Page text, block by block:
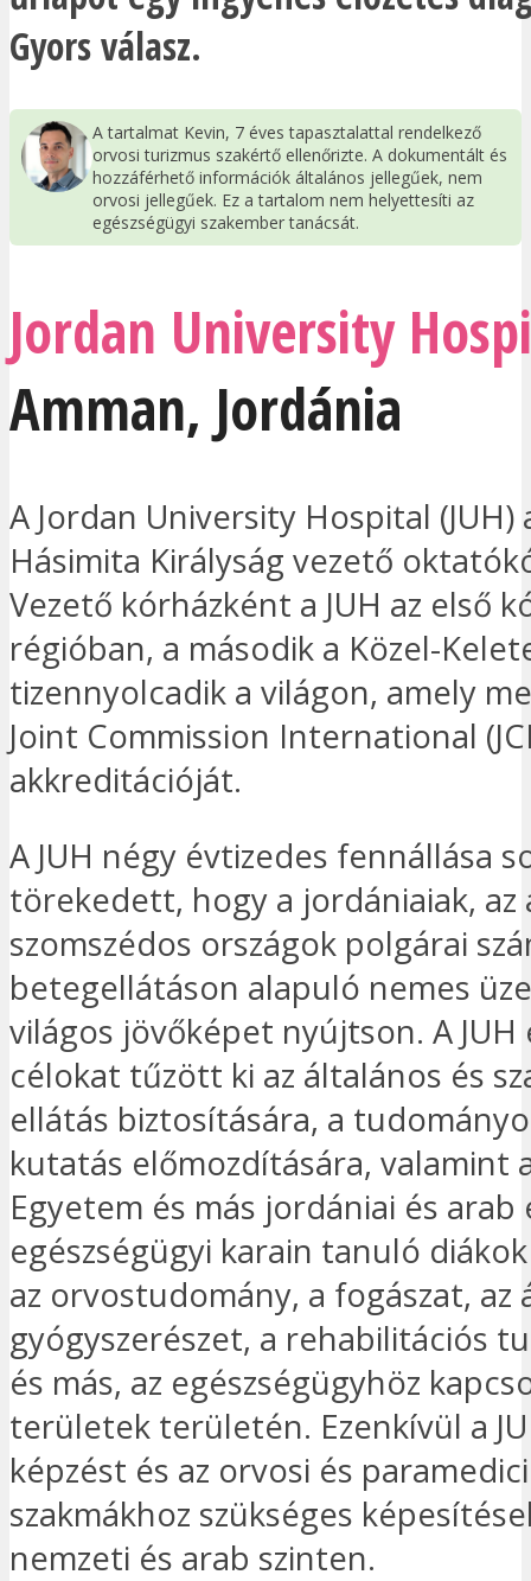
Gyors válasz.
A tartalmat Kevin, 7 éves tapasztalattal rendelkező
orvosi turizmus szakértő ellenőrizte. A dokumentált és
hozzáférhető információk általános jellegűek, nem
orvosi jellegűek. Ez a tartalom nem helyettesíti az
egészségügyi szakember tanácsát.
Jordan University
Amman, Jordánia
A Jordan University Hospital (JUH)
Hásimita Királyság vezető
Vezető kórházként a JUH az első
régióban, a második a Közel-
tizennyolcadik a világon, amely
Joint Commission International
akkreditációját.
A JUH négy évtizedes fennállása
törekedett, hogy a jordániaiak, az
szomszédos országok polgárai
betegellátáson alapuló nemes
világos jövőképet nyújtson. A
célokat tűzött ki az általános és
ellátás biztosítására, a
kutatás előmozdítására, valamint
Egyetem és más jordániai és
egészségügyi karain tanuló
az orvostudomány, a fogászat, az
gyógyszerészet, a rehabilitációs
és más, az egészségügyhöz
területek területén. Ezenkívül a
képzést és az orvosi és
szakmákhoz szükséges
nemzeti és arab szinten.